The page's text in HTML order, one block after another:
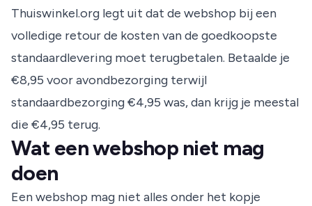
Thuiswinkel.org legt uit dat de webshop bij een
volledige retour de kosten van de goedkoopste
standaardlevering moet terugbetalen. Betaalde je
€8,95 voor avondbezorging terwijl
standaardbezorging €4,95 was, dan krijg je meestal
die €4,95 terug.
Wat een webshop niet mag
doen
Een webshop mag niet alles onder het kopje